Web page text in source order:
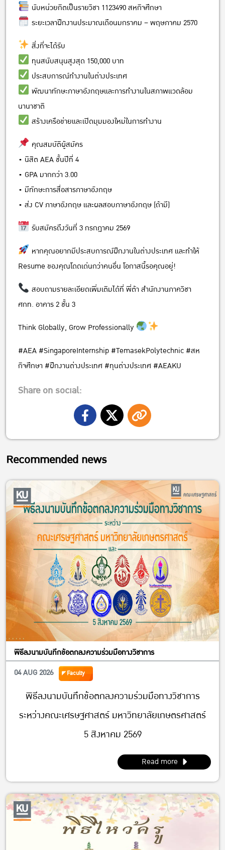
นับหน่วยกิตเป็นรายวิชา 1123490 สหกิจศึกษา
ระยะเวลาฝึกงานประมาณเดือนมกราคม – พฤษภาคม 2570
สิ่งที่จะได้รับ
ทุนสนับสนุนสูงสุด 150,000 บาท
ประสบการณ์ทำงานในต่างประเทศ
พัฒนาทักษะภาษาอังกฤษและการทำงานในสภาพแวดล้อม
นานาชาติ
สร้างเครือข่ายและเปิดมุมมองใหม่ในการทำงาน
คุณสมบัติผู้สมัคร
• นิสิต AEA ชั้นปีที่ 4
• GPA มากกว่า 3.00
• มีทักษะการสื่อสารภาษาอังกฤษ
• ส่ง CV ภาษาอังกฤษ และผลสอบภาษาอังกฤษ (ถ้ามี)
รับสมัครถึงวันที่ 3 กรกฎาคม 2569
หากคุณอยากมีประสบการณ์ฝึกงานในต่างประเทศ และทำให้
Resume ของคุณโดดเด่นกว่าคนอื่น โอกาสนี้รอคุณอยู่!
สอบถามรายละเอียดเพิ่มเติมได้ที่ พี่ต้า สำนักงานภาควิชา
ศกท. อาคาร 2 ชั้น 3
Think Globally, Grow Professionally
#AEA #SingaporeInternship #TemasekPolytechnic #สห
กิจศึกษา #ฝึกงานต่างประเทศ #ทุนต่างประเทศ #AEAKU
Share on social:
Recommended news
พิธีลงนามบันทึกข้อตกลงความร่วมมือทางวิชาการ
04 AUG 2026
Faculty
พิธีลงนามบันทึกข้อตกลงความร่วมมือทางวิชาการ
ระหว่างคณะเศรษฐศาสตร์ มหาวิทยาลัยเกษตรศาสตร์
5 สิงหาคม 2569
Read more